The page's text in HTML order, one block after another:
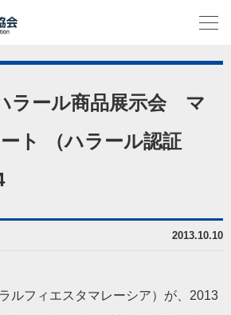
ラール商品展示会 マ
ト （ハラール認証
2013.10.10
ルフィエスタマレーシア）が、2013